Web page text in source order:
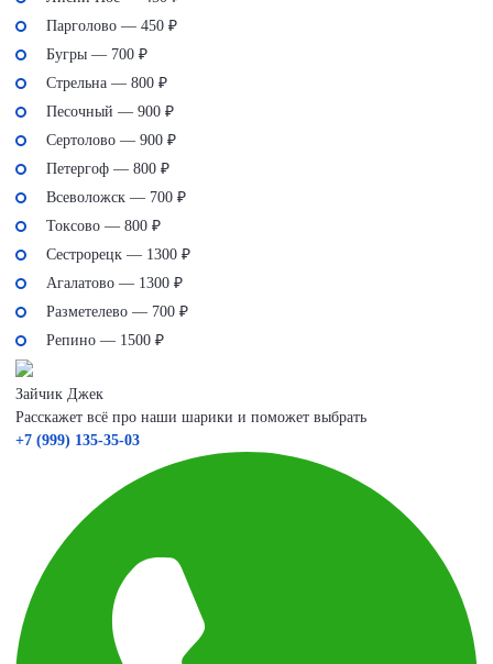
Парголово — 450 ₽
Бугры — 700 ₽
Стрельна — 800 ₽
Песочный — 900 ₽
Сертолово — 900 ₽
Петергоф — 800 ₽
Всеволожск — 700 ₽
Токсово — 800 ₽
Сестрорецк — 1300 ₽
Агалатово — 1300 ₽
Разметелево — 700 ₽
Репино — 1500 ₽
Зайчик Джек
Расскажет всё про наши шарики и поможет выбрать
+7 (999) 135-35-03